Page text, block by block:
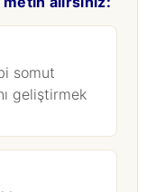
somut
geliştirmek